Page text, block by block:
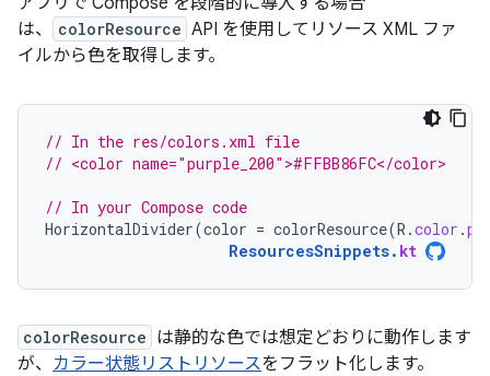
は、
colorResource API を使用してリソース XML ファ
イルから色を取得します。
// In the res/colors.xml file
// <color name="purple_200">#FFBB86FC</color>
// In your Compose code
HorizontalDivider(color = colorResource(R .color .
ResourcesSnippets. kt
colorResource は静的な色では想定どおりに動作します
が、 カラー状態リストリソースをフラット化します。